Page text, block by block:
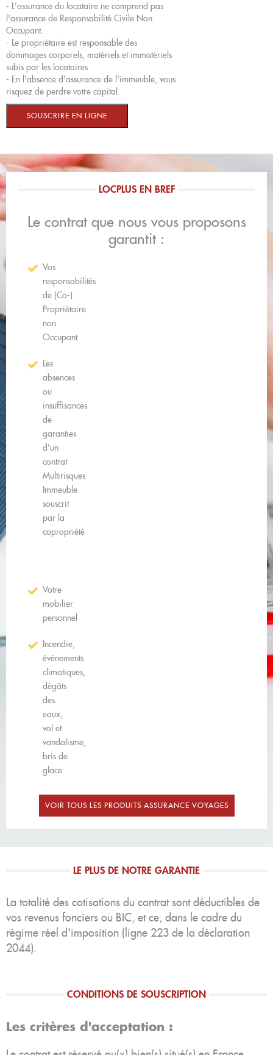
- L'assurance du locataire ne comprend pas
l'assurance de Responsabilité Civile Non
Occupant.
- Le propriétaire est responsable des
dommages corporels, matériels et immatériels
subis par les locataires
- En l'absence d'assurance de l'immeuble, vous
risquez de perdre votre capital.
LOCPLUS EN BREF
Le contrat que nous vous proposons
garantit :
Vos
responsabilités
de (Co-)
Propriétaire
non
Occupant
Les
absences
ou
insuffisances
de
garanties
d'un
contrat
Multirisques
Immeuble
souscrit
par la
copropriété
Votre
mobilier
personnel
Incendie,
événements
climatiques,
dégâts
des
eaux,
vol et
vandalisme,
bris de
glace
VOIR TOUS LES PRODUITS ASSURANCE VOYAGES
LE PLUS DE NOTRE GARANTIE
La totalité des cotisations du contrat sont déductibles de
vos revenus fonciers ou BIC, et ce, dans le cadre du
régime réel d'imposition (ligne 223 de la déclaration
2044).
CONDITIONS DE SOUSCRIPTION
Les critères d'acceptation :